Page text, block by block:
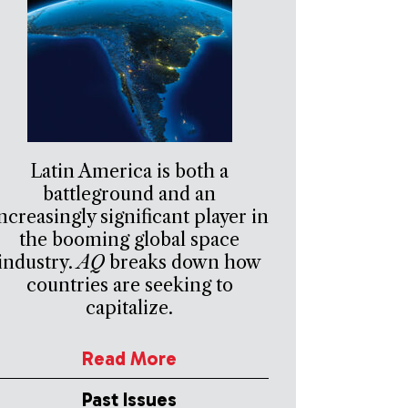
Latin America is both a
battleground and an
significant player in
the booming global space
AQ breaks down how
countries are seeking to
capitalize.
Read More
Past Issues